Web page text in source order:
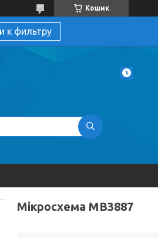
Кошик
к фильтру
Мікросхема MB3887